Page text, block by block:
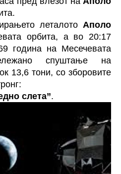
леталото Аполо
орбита, а во 20:17
година на Месечевата
спуштање на
13,6 тони, со зборовите
слета”.